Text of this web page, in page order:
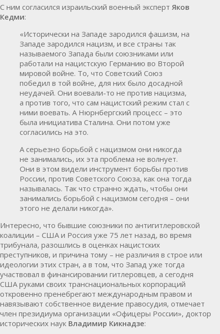
С ним согласился израильский военный эксперт Яков
Кедми:
«Исторически на Западе зародился фашизм, на
Западе зародился нацизм, и все страны так
называемого Запада были союзниками или
работали на нацистскую Германию во Второй
мировой войне. То, что Советский Союз
победил в той войне, для них было досадной
неудачей. Они воевали-то не против нацизма,
а против того, что сам нацистский режим стал с
ними воевать. А Нюрнбергский процесс – это
была инициатива Сталина. Они потом уже
согласились на это.
А серьезно борьбой с нацизмом они никогда
не занимались, их эта проблема не волнует.
Они в этом видели инструмент борьбы против
России, против Советского Союза, как она тогда
называлась. Так что странно ждать, чтобы они
занимались борьбой с нацизмом сегодня – они
этого не делали никогда».
Интересно, что бывшие союзники по антигитлеровской
коалиции – США и Россия уже 75 лет назад, во время
трибунала, разошлись в оценках нацистских
преступников, и причина тому – не различия в строе или
идеологии этих стран, а в том, что Запад уже тогда
участвовал в финансировании гитлеровцев, а сегодня
США руками своих транснациональных корпораций
откровенно пренебрегают международным правом и
навязывают собственное видение правосудия, отмечает
член президиума организации «Офицеры России», доктор
исторических наук Владимир Кикнадзе: